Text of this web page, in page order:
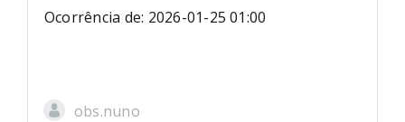
Ocorrência de: 2026-01-25 01:00
obs.nuno